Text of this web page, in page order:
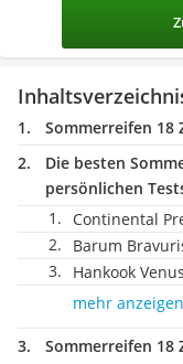
Sommerreifen 18
Die besten
persönlichen
Continental
Barum
Hankook
mehr anzeigen
Sommerreifen 18